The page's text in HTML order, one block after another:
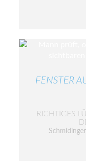
FENSTER
RICHTIGES